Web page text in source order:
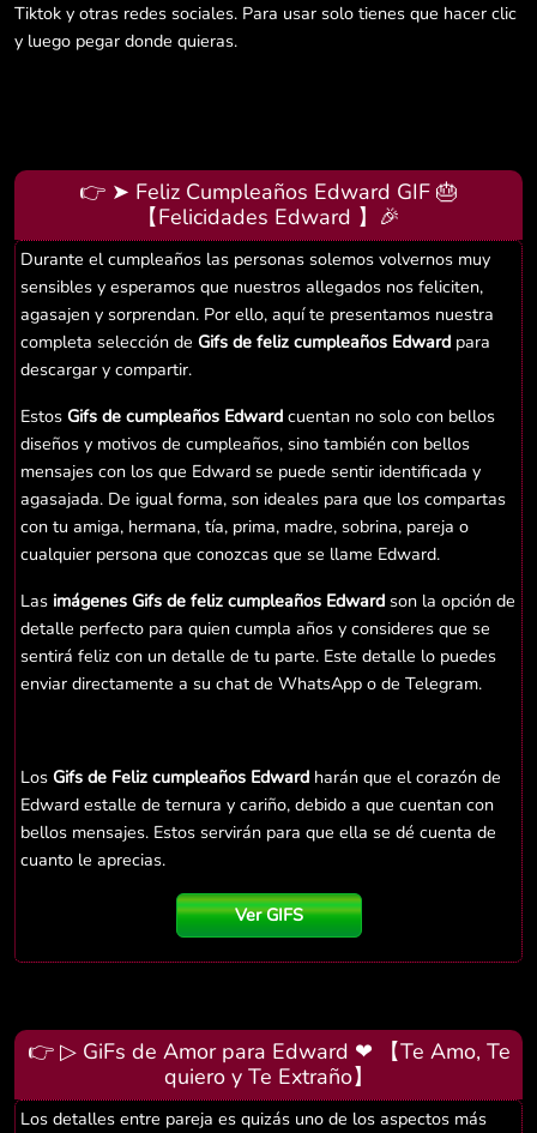
Tiktok y otras redes sociales. Para usar solo tienes que hacer clic
y luego pegar donde quieras.
👉 ➤ Feliz Cumpleaños Edward GIF 🎂
【Felicidades Edward 】🎉
Durante el cumpleaños las personas solemos volvernos muy
sensibles y esperamos que nuestros allegados nos feliciten,
agasajen y sorprendan. Por ello, aquí te presentamos nuestra
completa selección de Gifs de feliz cumpleaños Edward para
descargar y compartir.
Estos Gifs de cumpleaños Edward cuentan no solo con bellos
diseños y motivos de cumpleaños, sino también con bellos
mensajes con los que Edward se puede sentir identificada y
agasajada. De igual forma, son ideales para que los compartas
con tu amiga, hermana, tía, prima, madre, sobrina, pareja o
cualquier persona que conozcas que se llame Edward.
Las imágenes Gifs de feliz cumpleaños Edward son la opción de
detalle perfecto para quien cumpla años y consideres que se
sentirá feliz con un detalle de tu parte. Este detalle lo puedes
enviar directamente a su chat de WhatsApp o de Telegram.
Los Gifs de Feliz cumpleaños Edward harán que el corazón de
Edward estalle de ternura y cariño, debido a que cuentan con
bellos mensajes. Estos servirán para que ella se dé cuenta de
cuanto le aprecias.
Ver GIFS
👉 ▷ GiFs de Amor para Edward ❤ 【Te Amo, Te
quiero y Te Extraño】
Los detalles entre pareja es quizás uno de los aspectos más